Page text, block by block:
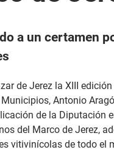
a un certamen
de Jerez la XIII
Antonio
de la Diputación
del Marco de Jerez,
vitivinícolas de todo el